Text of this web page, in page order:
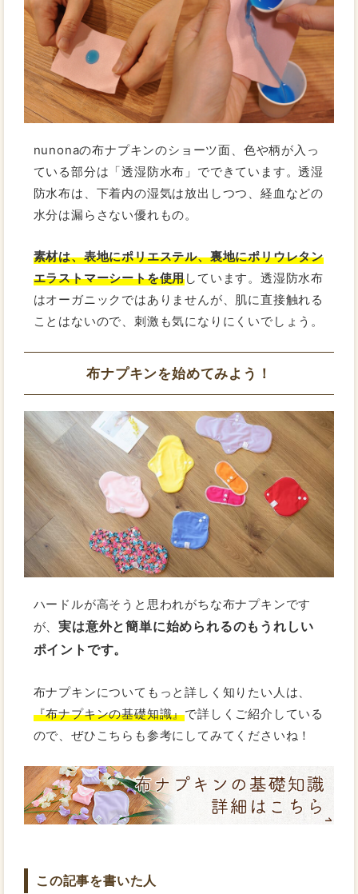
nunonaの布ナプキンのショーツ面、色や柄が入っ
ている部分は「透湿防水布」でできています。透湿
防水布は、下着内の湿気は放出しつつ、経血などの
水分は漏らさない優れもの。
素材は、表地にポリエステル、裏地にポリウレタン
エラストマーシートを使用しています。透湿防水布
はオーガニックではありませんが、肌に直接触れる
ことはないので、刺激も気になりにくいでしょう。
布ナプキンを始めてみよう！
ハードルが高そうと思われがちな布ナプキンです
が、実は意外と簡単に始められるのもうれしい
ポイントです。
布ナプキンについてもっと詳しく知りたい人は、
『布ナプキンの基礎知識』で詳しくご紹介している
ので、ぜひこちらも参考にしてみてくださいね！
この記事を書いた人